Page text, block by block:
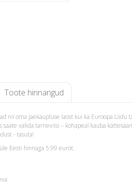
Toote hinnangud
nii oma jaekaupluse laost kui ka Euroopa Liidu
valida tarneviisi – kohapeal kauba
- tasuta!
Eesti hinnaga 5.99 eurot.